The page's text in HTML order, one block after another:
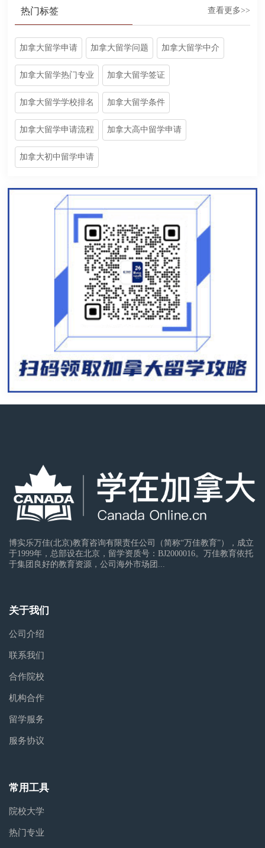
热门标签 查看更多>>
加拿大留学申请 加拿大留学问题 加拿大留学中介
加拿大留学热门专业 加拿大留学签证
加拿大留学学校排名 加拿大留学条件
加拿大留学申请流程 加拿大高中留学申请
加拿大初中留学申请
博实乐万佳(北京)教育咨询有限责任公司（简称“万佳教育”），成立
于1999年，总部设在北京，留学资质号：BJ2000016。万佳教育依托
于集团良好的教育资源，公司海外市场团...
关于我们
公司介绍
联系我们
合作院校
机构合作
留学服务
服务协议
常用工具
院校大学
热门专业